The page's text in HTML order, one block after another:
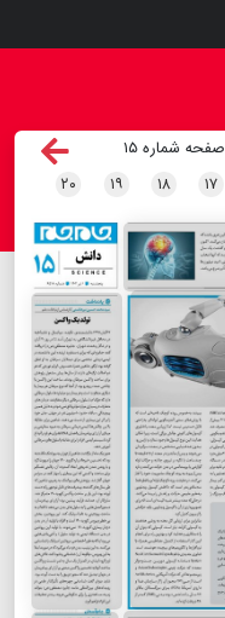
صفحه شماره ۱۵
۱۷ ۱۸ ۱۹ ۲۰